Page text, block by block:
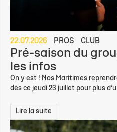
22.07.2026 PROS CLUB
Pré-saison du
les infos
On y est ! Nos Maritimes
dès ce jeudi 23 juillet pour plus
Lire la suite